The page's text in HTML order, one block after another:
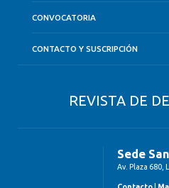
CONVOCATORIA
CONTACTO Y SUSCRIPCIÓN
REVISTA DE
Sede
Av. Plaza 680,